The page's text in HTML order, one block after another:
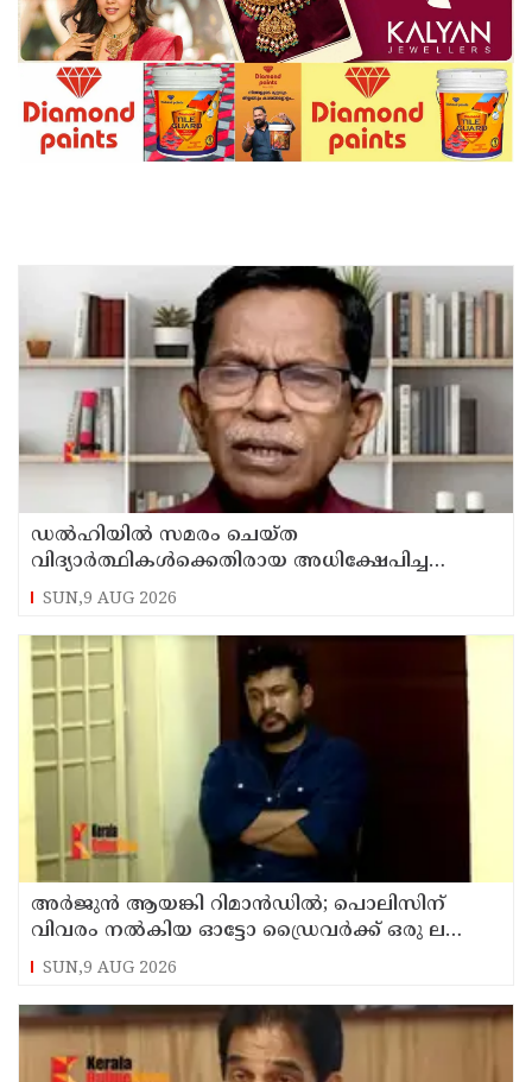
ഡൽഹിയിൽ സമരം ചെയ്ത
വിദ്യാർത്ഥികൾക്കെതിരായ അധിക്ഷേപിച്ച
കേസില്‍ സംഘപരിവാർ സഹയാത്രികൻ ടി ജി
മോഹന്‍ദാസ് കസ്റ്റഡിയിൽ
SUN,9 AUG 2026
അര്‍ജുന്‍ ആയങ്കി റിമാന്‍ഡില്‍; പൊലിസിന്
വിവരം നൽകിയ ഓട്ടോ ഡ്രൈവർക്ക് ഒരു ലക്ഷം
പാരിതോഷികം നൽകുമെന്ന് മന്ത്രി
SUN,9 AUG 2026